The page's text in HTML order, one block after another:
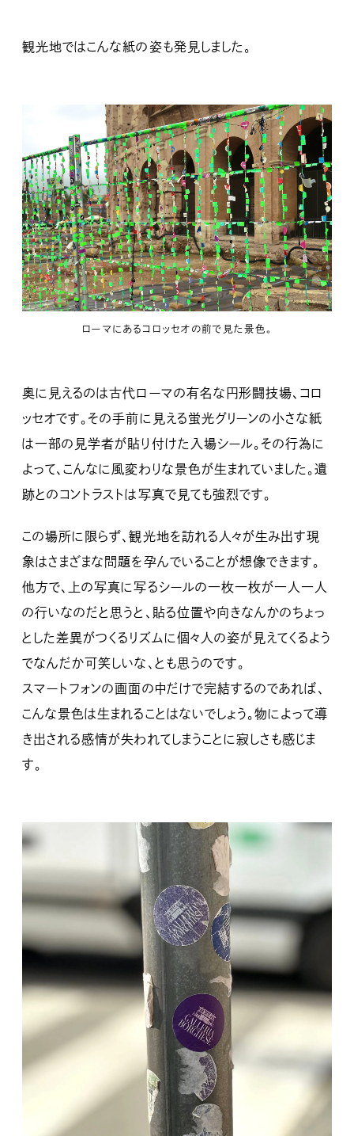
観光地ではこんな紙の姿も発見しました。
ローマにあるコロッセオの前で見た景色。
奥に見えるのは古代ローマの有名な円形闘技場、コロ
ッセオです。その手前に見える蛍光グリーンの小さな紙
は一部の見学者が貼り付けた入場シール。その行為に
よって、こんなに風変わりな景色が生まれていました。遺
跡とのコントラストは写真で見ても強烈です。
この場所に限らず、観光地を訪れる人々が生み出す現
象はさまざまな問題を孕んでいることが想像できます。
他方で、上の写真に写るシールの一枚一枚が一人一人
の行いなのだと思うと、貼る位置や向きなんかのちょっ
とした差異がつくるリズムに個々人の姿が見えてくるよう
でなんだか可笑しいな、とも思うのです。
スマートフォンの画面の中だけで完結するのであれば、
こんな景色は生まれることはないでしょう。物によって導
き出される感情が失われてしまうことに寂しさも感じま
す。